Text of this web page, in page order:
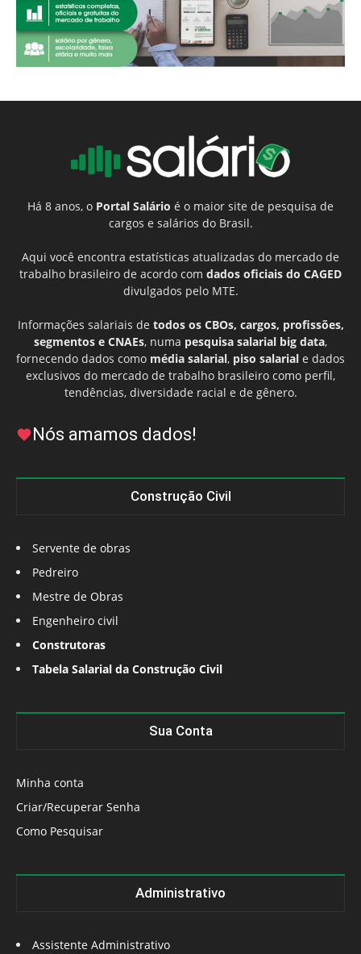
Há 8 anos, o Portal Salário é o maior site de pesquisa de
cargos e salários do Brasil.
Aqui você encontra estatísticas atualizadas do mercado de
trabalho brasileiro de acordo com dados oficiais do CAGED
divulgados pelo MTE.
Informações salariais de todos os CBOs, cargos, profissões,
segmentos e CNAEs, numa pesquisa salarial big data,
fornecendo dados como média salarial, piso salarial e dados
exclusivos do mercado de trabalho brasileiro como perfil,
tendências, diversidade racial e de gênero.
Nós amamos dados!
Construção Civil
Servente de obras
Pedreiro
Mestre de Obras
Engenheiro civil
Construtoras
Tabela Salarial da Construção Civil
Sua Conta
Minha conta
Criar/Recuperar Senha
Como Pesquisar
Administrativo
Assistente Administrativo